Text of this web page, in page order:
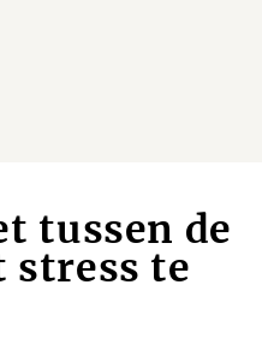
tussen de
stress te